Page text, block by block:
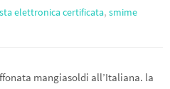
elettronica certificata,smime
mangiasoldi all’Italiana. la